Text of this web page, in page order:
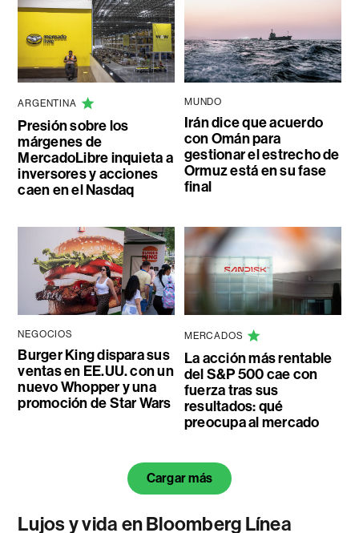
ARGENTINA
Presión sobre los
márgenes de
MercadoLibre inquieta a
inversores y acciones
caen en el Nasdaq
MUNDO
Irán dice que acuerdo
con Omán para
gestionar el estrecho de
Ormuz está en su fase
final
NEGOCIOS
Burger King dispara sus
ventas en EE.UU. con un
nuevo Whopper y una
promoción de Star Wars
MERCADOS
La acción más rentable
del S&P 500 cae con
fuerza tras sus
resultados: qué
preocupa al mercado
Cargar más
Lujos y vida en Bloomberg Línea